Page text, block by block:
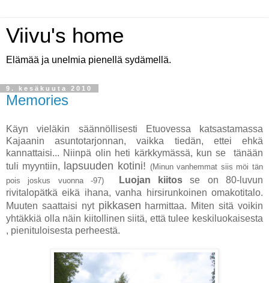
Viivu's home
Elämää ja unelmia pienellä sydämellä.
9. kesäkuuta 2010
Memories
Käyn vieläkin säännöllisesti Etuovessa katsastamassa
Kajaanin asuntotarjonnan, vaikka tiedän, ettei ehkä
kannattaisi... Niinpä olin heti kärkkymässä, kun se tänään
tuli myyntiin, lapsuuden kotini! (Minun vanhemmat siis möi tän
pois joskus vuonna -97)
Luojan kiitos se on 80-luvun
rivitalopätkä eikä ihana, vanha hirsirunkoinen omakotitalo.
Muuten saattaisi nyt pikkasen harmittaa. Miten sitä voikin
yhtäkkiä olla näin kiitollinen siitä, että tulee keskiluokaisesta
, pienituloisesta perheestä.